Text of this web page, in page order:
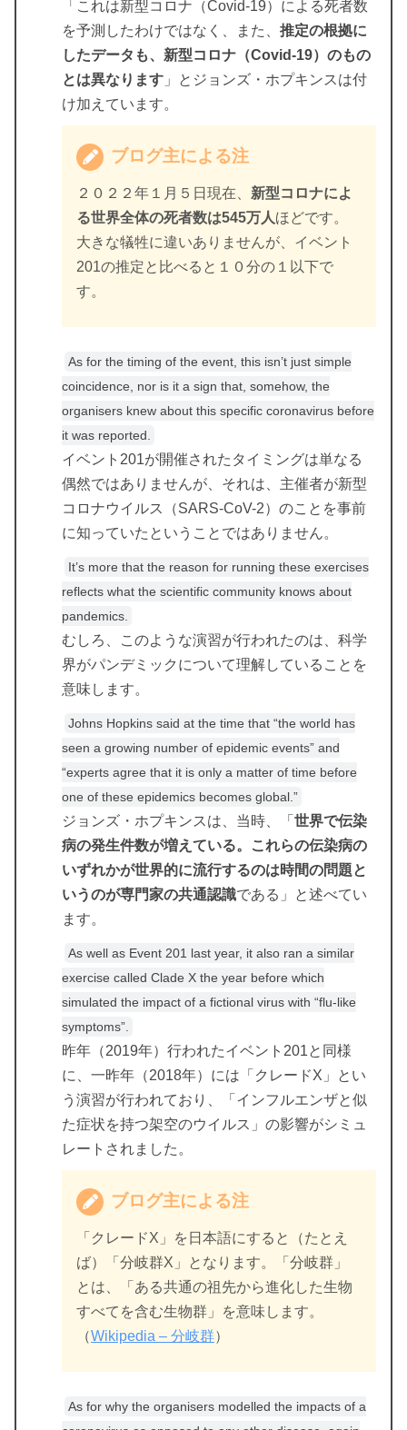
「これは新型コロナ（Covid-19）による死者数
を予測したわけではなく、また、 推定の根拠に
したデータも、新型コロナ（Covid-19）のもの
とは異なります 」とジョンズ・ホプキンスは付
け加えています。
ブログ主による注
２０２２年１月５日現在、 新型コロナによ
る世界全体の死者数は545万人ほどです。
大きな犠牲に違いありませんが、イベント
201の推定と比べると１０分の１以下で
す。
As for the timing of the event, this isn’t just simple
coincidence, nor is it a sign that, somehow, the
organisers knew about this specific coronavirus before
it was reported.
イベント201が開催されたタイミングは単なる
偶然ではありませんが、それは、主催者が新型
コロナウイルス（SARS-CoV-2）のことを事前
に知っていたということではありません。
It’s more that the reason for running these exercises
reflects what the scientific community knows about
pandemics.
むしろ、このような演習が行われたのは、科学
界がパンデミックについて理解していることを
意味します。
Johns Hopkins said at the time that “the world has
seen a growing number of epidemic events” and
“experts agree that it is only a matter of time before
one of these epidemics becomes global.”
ジョンズ・ホプキンスは、当時、「 世界で伝染
病の発生件数が増えている。これらの伝染病の
いずれかが世界的に流行するのは時間の問題と
いうのが専門家の共通認識である」と述べてい
ます。
As well as Event 201 last year, it also ran a similar
exercise called Clade X the year before which
simulated the impact of a fictional virus with “flu-like
symptoms”.
昨年（2019年）行われたイベント201と同様
に、一昨年（2018年）には「クレードX」とい
う演習が行われており、「インフルエンザと似
た症状を持つ架空のウイルス」の影響がシミュ
レートされました。
ブログ主による注
「クレードX」を日本語にすると（たとえ
ば）「分岐群X」となります。「分岐群」
とは、「ある共通の祖先から進化した生物
すべてを含む生物群」を意味します。
（Wikipedia – 分岐群）
As for why the organisers modelled the impacts of a